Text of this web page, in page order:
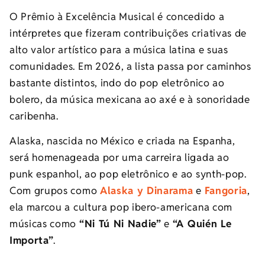
O Prêmio à Excelência Musical é concedido a
intérpretes que fizeram contribuições criativas de
alto valor artístico para a música latina e suas
comunidades. Em 2026, a lista passa por caminhos
bastante distintos, indo do pop eletrônico ao
bolero, da música mexicana ao axé e à sonoridade
caribenha.
Alaska, nascida no México e criada na Espanha,
será homenageada por uma carreira ligada ao
punk espanhol, ao pop eletrônico e ao synth-pop.
Com grupos como Alaska y Dinarama e Fangoria,
ela marcou a cultura pop ibero-americana com
músicas como “Ni Tú Ni Nadie” e “A Quién Le
Importa”.